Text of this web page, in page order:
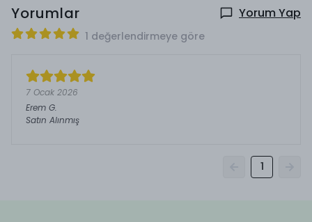
Yorumlar Yorum Yap
1 değerlendirmeye göre
7 Ocak 2026
Erem G.
Satın Alınmış
1